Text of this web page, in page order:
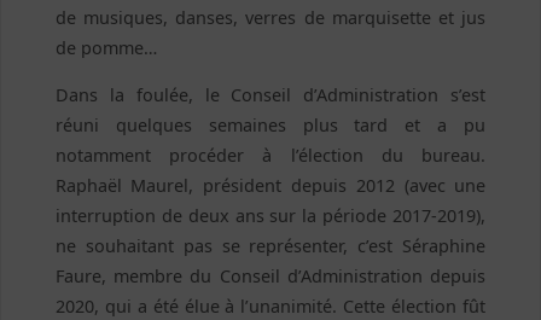
de musiques, danses, verres de marquisette et jus
de pomme…
Dans la foulée, le Conseil d’Administration s’est
réuni quelques semaines plus tard et a pu
notamment procéder à l’élection du bureau.
Raphaël Maurel, président depuis 2012 (avec une
interruption de deux ans sur la période 2017-2019),
ne souhaitant pas se représenter, c’est Séraphine
Faure, membre du Conseil d’Administration depuis
2020, qui a été élue à l’unanimité. Cette élection fût